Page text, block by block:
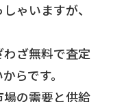
ゃいますが、
ざ無料で査定
らです。
の需要と供給